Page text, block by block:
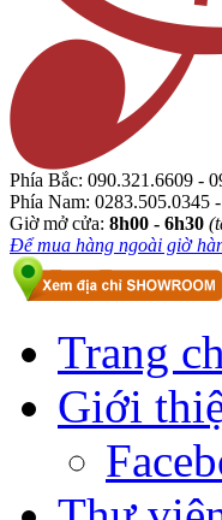
Phía Bắc: 090.321.6609 -
Phía Nam: 0283.505.0345
Giờ mở cửa: 8h00 - 6h30
Để mua hàng ngoài giờ
Trang
Giới